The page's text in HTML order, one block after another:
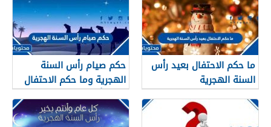
ما حكم الاحتفال بعيد رأس
السنة الهجرية
حكم صيام رأس السنة
الهجرية وما حكم الاحتفال
بعيد رأس السنه الهجريه